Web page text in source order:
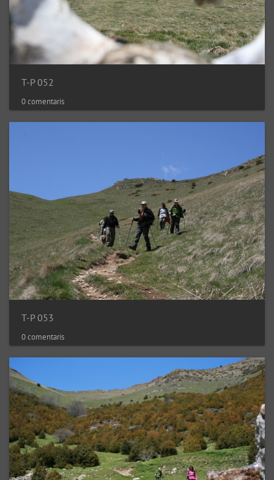
T-P 052
0 comentaris
T-P 053
0 comentaris